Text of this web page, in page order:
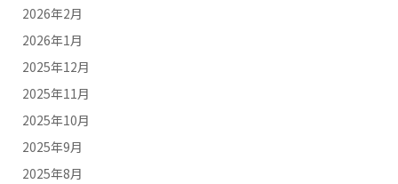
2026年2月
2026年1月
2025年12月
2025年11月
2025年10月
2025年9月
2025年8月